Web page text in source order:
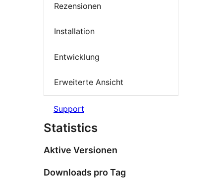
Rezensionen
Installation
Entwicklung
Erweiterte Ansicht
Support
Statistics
Aktive Versionen
Downloads pro Tag